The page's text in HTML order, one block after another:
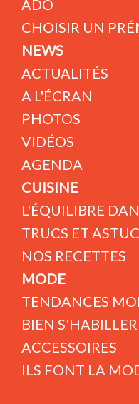
ADO
CHOISIR UN
NEWS
ACTUALITÉS
A L'ÉCRAN
PHOTOS
VIDÉOS
AGENDA
CUISINE
L'ÉQUILIBRE
TRUCS ET
NOS RECETTES
MODE
TENDANCES
BIEN S'HABILLER
ACCESSOIRES
ILS FONT LA